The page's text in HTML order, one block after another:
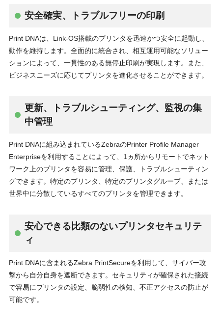
安全確実、トラブルフリーの印刷
Print DNAは、Link-OS搭載のプリンタを迅速かつ安全に起動し、
動作を維持します。全面的に統合され、相互運用可能なソリュー
ションによって、一貫性のある無停止印刷が実現します。また、
ビジネスニーズに応じてプリンタを進化させることができます。
更新、トラブルシューティング、監視の集
中管理
Print DNAに組み込まれているZebraのPrinter Profile Manager
Enterpriseを利用することによって、1ヵ所からリモートでネット
ワーク上のプリンタを容易に管理、保護、トラブルシューティン
グできます。特定のプリンタ、特定のプリンタグループ、または
世界中に分散しているすべてのプリンタを管理できます。
安心できる比類のないプリンタセキュリテ
ィ
Print DNAに含まれるZebra PrintSecureを利用して、サイバー攻
撃から自分自身を遮断できます。セキュリティが確保された接続
で容易にプリンタの設定、脆弱性の検知、不正アクセスの防止が
可能です。